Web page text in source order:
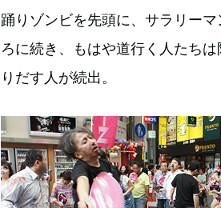
踊りゾンビを先頭に、サラリー
ろに続き、もはや道行く人たち
りだす人が続出。